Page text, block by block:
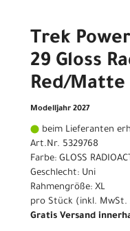
Trek
29 Gloss
Red/Matte
Modelljahr 2027
beim Lieferanten
Art.Nr. 5329768
Farbe: GLOSS
Geschlecht: Uni
Rahmengröße: XL
pro Stück (inkl. MwSt.
Gratis Versand